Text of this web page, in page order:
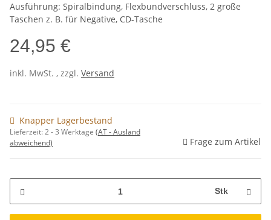
Ausführung: Spiralbindung, Flexbundverschluss, 2 große
Taschen z. B. für Negative, CD-Tasche
24,95 €
inkl. MwSt. , zzgl. Versand
Knapper Lagerbestand
Lieferzeit:2 - 3 Werktage (AT - Ausland
abweichend)
Frage zum Artikel
Stk